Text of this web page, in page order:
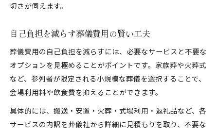
切さが伺えます。
自己負担を減らす葬儀費用の賢い工夫
葬儀費用の自己負担を減らすには、必要なサービスと不要な
オプションを見極めることがポイントです。家族葬や火葬式
など、参列者が限定される小規模な葬儀を選択することで、
会場利用料や飲食費を抑えることができます。
具体的には、搬送・安置・火葬・式場利用・返礼品など、各
サービスの内訳を葬儀社から詳細に見積もりを取り、不要な